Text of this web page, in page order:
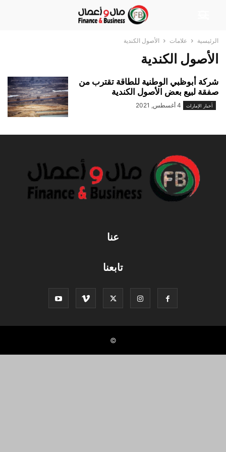
الرئيسية علامات الأصول الكندية
الأصول الكندية
شركة أبوظبي الوطنية للطاقة تقترب من
صفقة لبيع بعض الأصول الكندية
أخبار الإمارات 4 أغسطس, 2021
عنا
تابعنا
©